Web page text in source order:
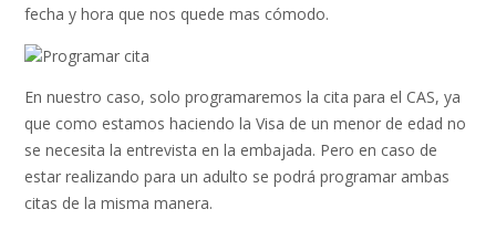
fecha y hora que nos quede mas cómodo.
En nuestro caso, solo programaremos la cita para el CAS, ya
que como estamos haciendo la Visa de un menor de edad no
se necesita la entrevista en la embajada. Pero en caso de
estar realizando para un adulto se podrá programar ambas
citas de la misma manera.